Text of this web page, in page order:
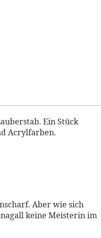
Ein Stück
Acrylfarben.
Aber wie sich
keine Meisterin im